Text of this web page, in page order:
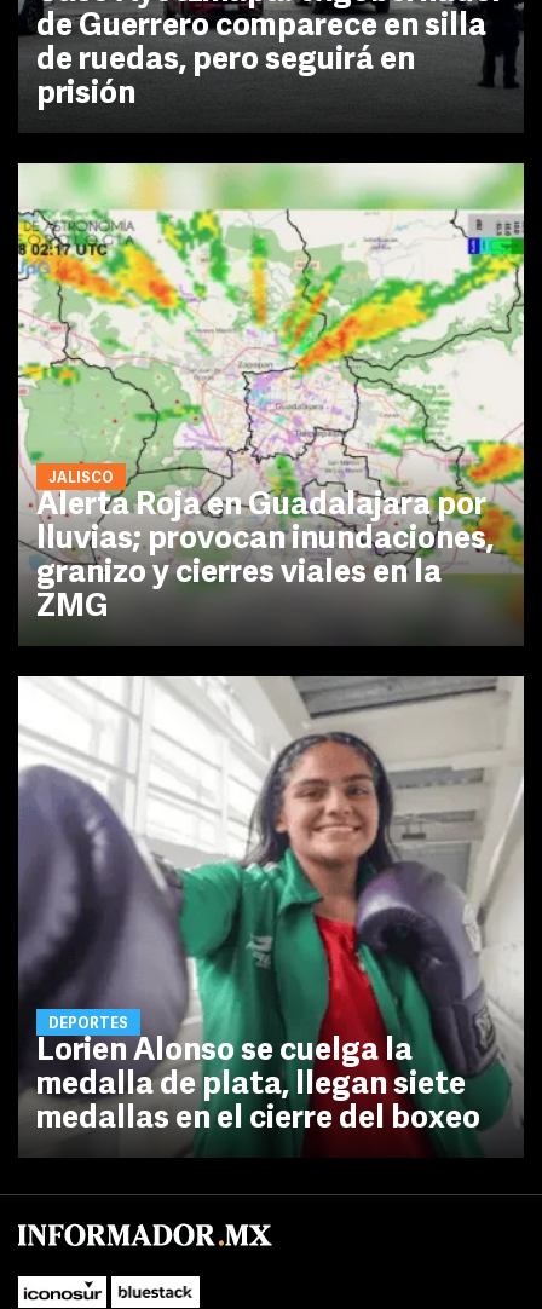
de Guerrero comparece en silla
de ruedas, pero seguirá en
prisión
JALISCO
Alerta Roja en Guadalajara por
lluvias; provocan inundaciones,
granizo y cierres viales en la
ZMG
DEPORTES
Lorien Alonso se cuelga la
medalla de plata, llegan siete
medallas en el cierre del boxeo